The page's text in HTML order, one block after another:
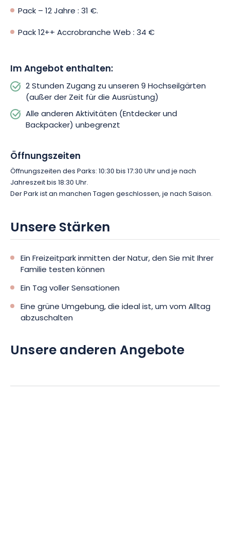
sodass Sie Ihren Tag im Pokeyland in vollen Zügen genießen
können. Warten Sie nicht lange und besuchen Sie den Park,
um unvergessliche Abenteuer im Freien zu erleben!
Pack – 12 Jahre : 31 €.
Pack 12++ Accrobranche Web : 34 €
Im Angebot enthalten:
2 Stunden Zugang zu unseren 9 Hochseilgärten
(außer der Zeit für die Ausrüstung)
Alle anderen Aktivitäten (Entdecker und
Backpacker) unbegrenzt
Öffnungszeiten
Öffnungszeiten des Parks: 10:30 bis 17:30 Uhr und je nach
Jahreszeit bis 18:30 Uhr.
Der Park ist an manchen Tagen geschlossen, je nach Saison.
Unsere Stärken
Ein Freizeitpark inmitten der Natur, den Sie mit Ihrer
Familie testen können
Ein Tag voller Sensationen
Eine grüne Umgebung, die ideal ist, um vom Alltag
abzuschalten
Unsere anderen Angebote